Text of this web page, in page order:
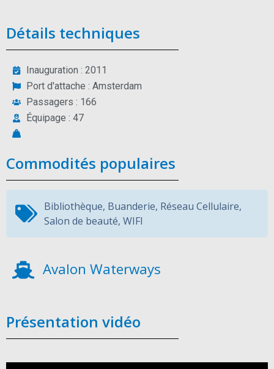
Détails techniques
Inauguration : 2011
Port d'attache : Amsterdam
Passagers : 166
Équipage : 47
Commodités populaires
Bibliothèque, Buanderie, Réseau Cellulaire,
Salon de beauté, WIFI
Avalon Waterways
Présentation vidéo